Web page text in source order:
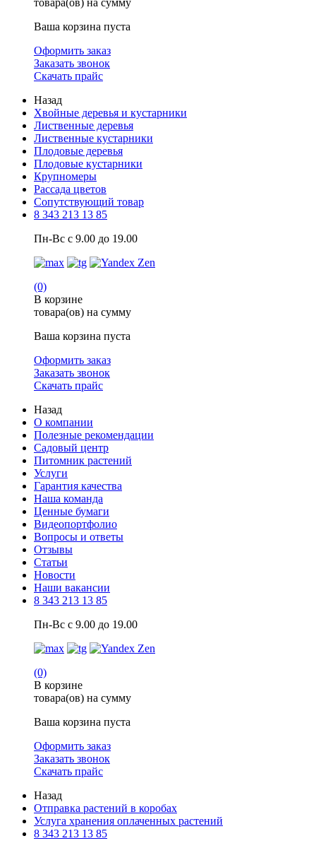
товара(ов) на сумму
Ваша корзина пуста
Оформить заказ
Заказать звонок
Скачать прайс
Назад
Хвойные деревья и кустарники
Лиственные деревья
Лиственные кустарники
Плодовые деревья
Плодовые кустарники
Крупномеры
Рассада цветов
Сопутствующий товар
8 343 213 13 85
Пн-Вс с 9.00 до 19.00
(0)
В корзине
товара(ов) на сумму
Ваша корзина пуста
Оформить заказ
Заказать звонок
Скачать прайс
Назад
О компании
Полезные рекомендации
Садовый центр
Питомник растений
Услуги
Гарантия качества
Наша команда
Ценные бумаги
Видеопортфолио
Вопросы и ответы
Отзывы
Статьи
Новости
Наши вакансии
8 343 213 13 85
Пн-Вс с 9.00 до 19.00
(0)
В корзине
товара(ов) на сумму
Ваша корзина пуста
Оформить заказ
Заказать звонок
Скачать прайс
Назад
Отправка растений в коробах
Услуга хранения оплаченных растений
8 343 213 13 85